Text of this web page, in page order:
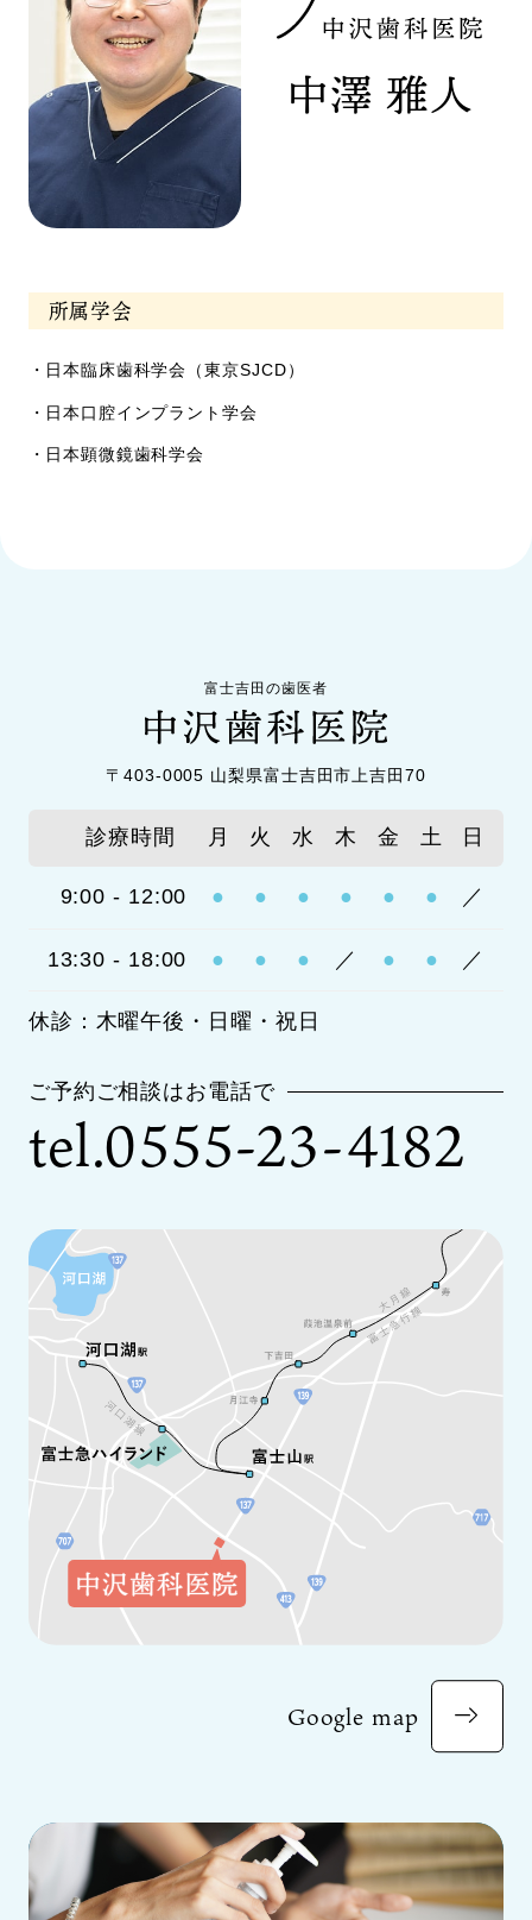
中澤 雅人
所属学会
日本臨床歯科学会（東京SJCD）
日本口腔インプラント学会
日本顕微鏡歯科学会
富士吉田の歯医者
〒403-0005 山梨県富士吉田市上吉田70
診療時間 月 火 水 木 金 土 日
9:00 - 12:00 ● ● ● ● ● ● ／
13:30 - 18:00 ● ● ● ／ ● ● ／
休診：木曜午後・日曜・祝日
ご予約ご相談はお電話で
tel.0555-23-4182
Google map